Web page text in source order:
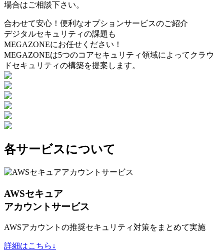
場合はご相談下さい。
合わせて安心！便利なオプションサービスのご紹介
デジタルセキュリティの課題も
MEGAZONEにお任せください！
MEGAZONEは5つのコアセキュリティ領域によってクラウ
ドセキュリティの構築を提案します。
各サービスについて
AWSセキュア
アカウントサービス
AWSアカウントの推奨セキュリティ対策をまとめて実施
詳細はこちら↓